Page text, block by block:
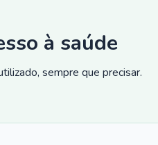
à saúde
sempre que precisar.